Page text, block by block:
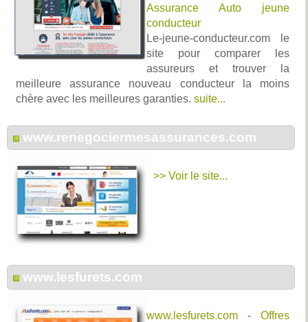
Assurance Auto jeune
conducteur
Le-jeune-conducteur.com le
site pour comparer les
assureurs et trouver la
meilleure assurance nouveau conducteur la moins
chère avec les meilleures garanties. suite...
www.renegociermesassurances.com
>> Voir le site...
www.lesfurets.com
www.lesfurets.com - Offres